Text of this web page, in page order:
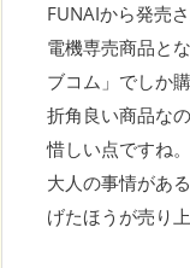
FUNAIから発売
電機専売商品と
ブコム」でしか
折角良い商品な
惜しい点ですね。
大人の事情があ
げたほうが売り